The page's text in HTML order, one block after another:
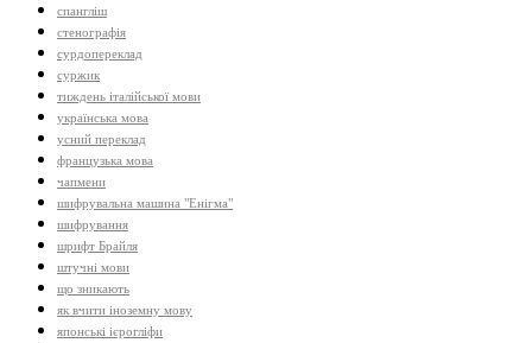
спангліш
стенографія
сурдопереклад
суржик
тиждень італійської мови
українська мова
усний переклад
французька мова
чапмени
шифрувальна машина "Енігма"
шифрування
шрифт Брайля
штучні мови
що зникають
як вчити іноземну мову
японські ієрогліфи